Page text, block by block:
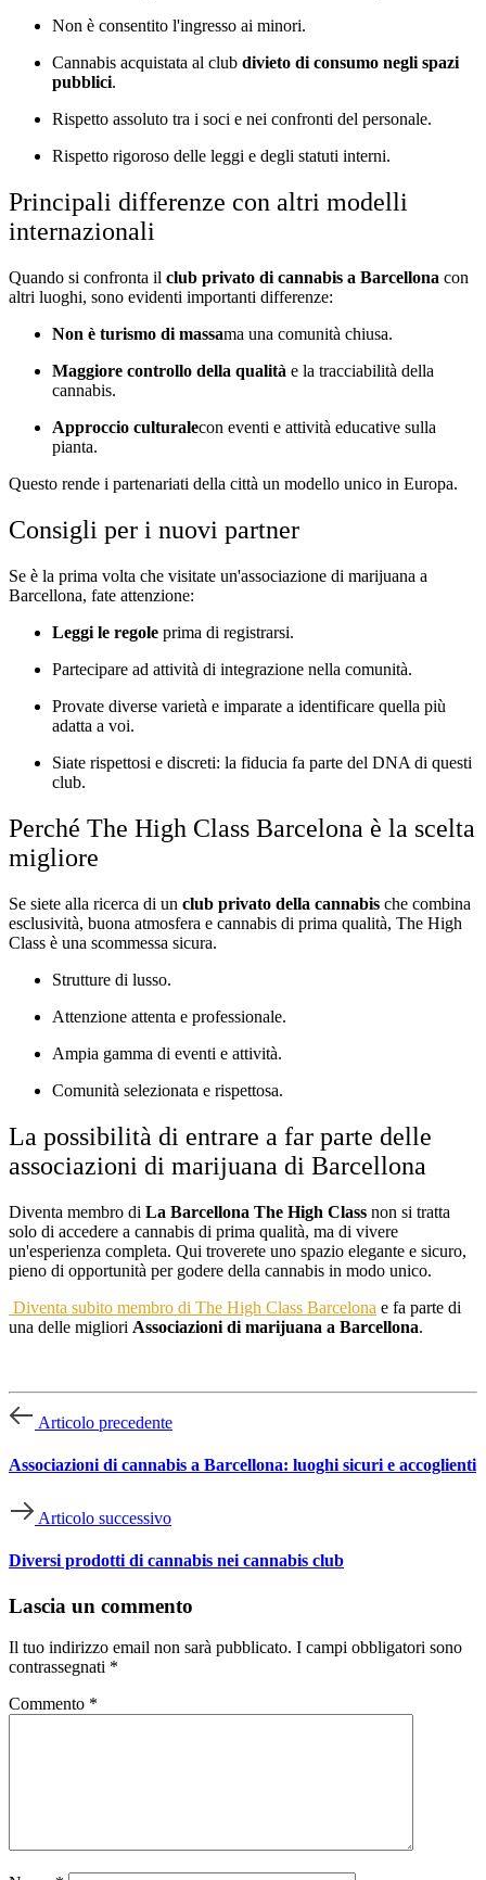
Non è consentito l'ingresso ai minori.
Cannabis acquistata al club divieto di consumo negli spazi
pubblici.
Rispetto assoluto tra i soci e nei confronti del personale.
Rispetto rigoroso delle leggi e degli statuti interni.
Principali differenze con altri modelli
internazionali
Quando si confronta il club privato di cannabis a Barcellona con
altri luoghi, sono evidenti importanti differenze:
Non è turismo di massama una comunità chiusa.
Maggiore controllo della qualità e la tracciabilità della
cannabis.
Approccio culturalecon eventi e attività educative sulla
pianta.
Questo rende i partenariati della città un modello unico in Europa.
Consigli per i nuovi partner
Se è la prima volta che visitate un'associazione di marijuana a
Barcellona, fate attenzione:
Leggi le regole prima di registrarsi.
Partecipare ad attività di integrazione nella comunità.
Provate diverse varietà e imparate a identificare quella più
adatta a voi.
Siate rispettosi e discreti: la fiducia fa parte del DNA di questi
club.
Perché The High Class Barcelona è la scelta
migliore
Se siete alla ricerca di un club privato della cannabis che combina
esclusività, buona atmosfera e cannabis di prima qualità, The High
Class è una scommessa sicura.
Strutture di lusso.
Attenzione attenta e professionale.
Ampia gamma di eventi e attività.
Comunità selezionata e rispettosa.
La possibilità di entrare a far parte delle
associazioni di marijuana di Barcellona
Diventa membro di La Barcellona The High Class non si tratta
solo di accedere a cannabis di prima qualità, ma di vivere
un'esperienza completa. Qui troverete uno spazio elegante e sicuro,
pieno di opportunità per godere della cannabis in modo unico.
Diventa subito membro di The High Class Barcelona e fa parte di
una delle migliori Associazioni di marijuana a Barcellona.
Articolo precedente
Associazioni di cannabis a Barcellona: luoghi sicuri e accoglienti
Articolo successivo
Diversi prodotti di cannabis nei cannabis club
Lascia un commento
Il tuo indirizzo email non sarà pubblicato. I campi obbligatori sono
contrassegnati *
Commento *